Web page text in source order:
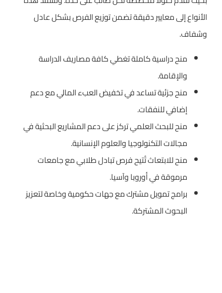
الأنواع إلى معايير دقيقة تضمن توزيع الفرص بشكل عادل
وشفاف.
منح دراسية كاملة تغطي كافة مصاريف الدراسة
والإقامة.
منح جزئية تساعد في تخفيض العبء المالي مع دعم
إضافي للنفقات.
منح للبحث العلمي تركز على دعم المشاريع البحثية في
مجالات التكنولوجيا والعلوم الإنسانية.
منح للابتعاث تُتيح فرص تبادل طلابي مع جامعات
مرموقة في أوروبا وآسيا.
برامج تمويل مشترك مع جهات حكومية وخاصة لتعزيز
البحوث المشتركة.